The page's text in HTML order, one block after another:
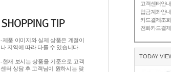
고객센터안내
입금계좌안내
카드결제조회
전화카드결제
TODAY
-제품 이미지와 실제 상품은 계절이
나 지역에 따라 다를 수 있습니다.
-현재 보시는 상품을 기준으로 고객
센터 상담 후 고객님이 원하시는 맞